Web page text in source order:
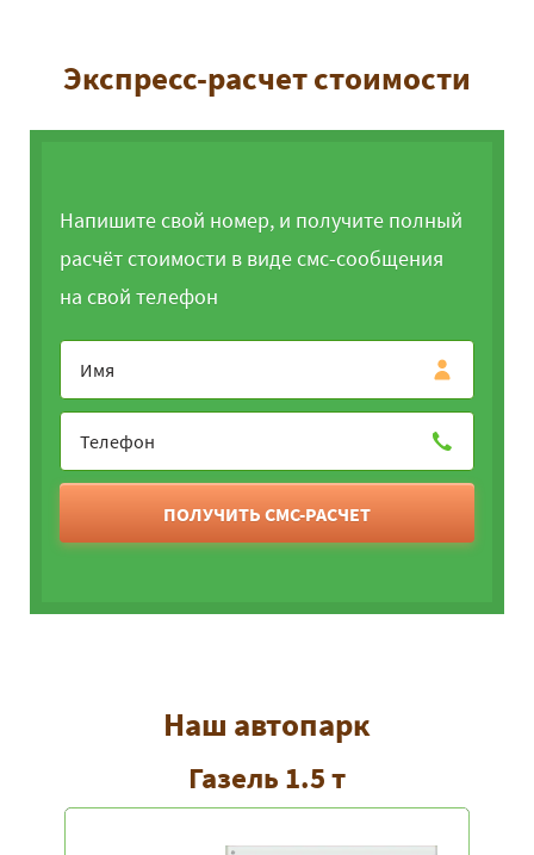
Экспресс-расчет стоимости
Напишите свой номер, и получите полный
расчёт стоимости в виде смс-сообщения
на свой телефон
ПОЛУЧИТЬ СМС-РАСЧЕТ
Наш автопарк
Газель 1.5 т